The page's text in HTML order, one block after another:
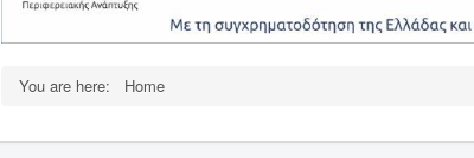
You are here: Home